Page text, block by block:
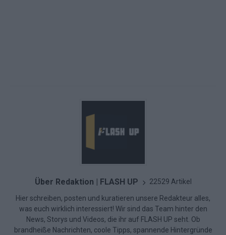
Über Redaktion | FLASH UP 22529 Artikel
Hier schreiben, posten und kuratieren unsere Redakteur alles,
was euch wirklich interessiert! Wir sind das Team hinter den
News, Storys und Videos, die ihr auf FLASH UP seht. Ob
brandheiße Nachrichten, coole Tipps, spannende Hintergründe